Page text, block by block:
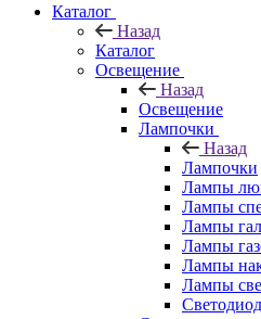
Каталог
Назад
Каталог
Освещение
Назад
Освещение
Лампочки
Назад
Лампочки
Лампы
Лампы
Лампы
Лампы
Лампы
Лампы